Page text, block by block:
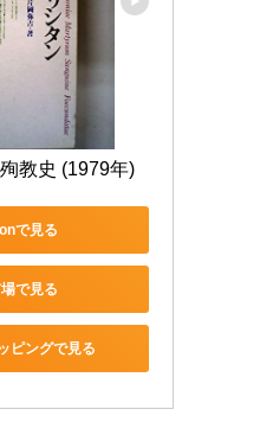
教史 (1979年)
で見る
で見る
ピングで見る